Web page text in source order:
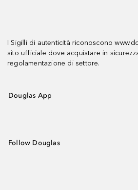
I Sigilli di autenticità riconoscono
sito ufficiale dove acquistare in
regolamentazione di settore.
Douglas App
Follow Douglas